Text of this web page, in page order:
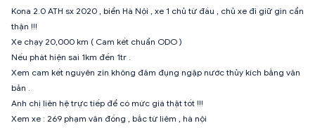
Kona 2.0 ATH sx 2020 , biển Hà Nội , xe 1 chủ từ đầu , chủ xe đi giữ gìn cẩn
thận !!!
Xe chạy 20,000 km ( Cam kết chuẩn ODO )
Nếu phát hiện sai 1km đền 1tr .
Xem cam kết nguyên zin không đâm đụng ngập nước thủy kích bằng văn
bản .
Anh chị liên hệ trực tiếp để có mức giá thật tốt !!!
Xem xe : 269 phạm văn đồng , bắc từ liêm , hà nội